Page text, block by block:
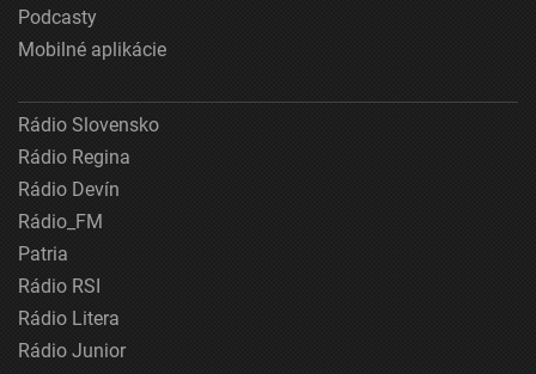
Podcasty
Mobilné aplikácie
Rádio Slovensko
Rádio Regina
Rádio Devín
Rádio_FM
Patria
Rádio RSI
Rádio Litera
Rádio Junior